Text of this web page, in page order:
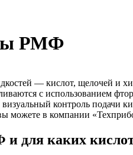
РМФ
— кислот, щелочей
с использованием
контроль подачи
можете в компании
для каких